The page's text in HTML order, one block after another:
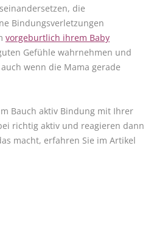
die
Bindungsverletzungen
vorgeburtlich ihrem Baby
Gefühle wahrnehmen und
wenn die Mama gerade
Bauch aktiv Bindung mit Ihrer
richtig aktiv und reagieren dann
macht, erfahren Sie im Artikel